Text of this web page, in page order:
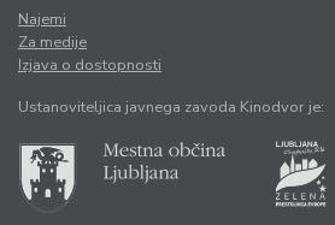
Najemi
Za medije
Izjava o dostopnosti
Ustanoviteljica javnega zavoda Kinodvor je: